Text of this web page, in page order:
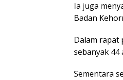
Ia juga
Badan
Dalam rapat
sebanyak 44
Sementara